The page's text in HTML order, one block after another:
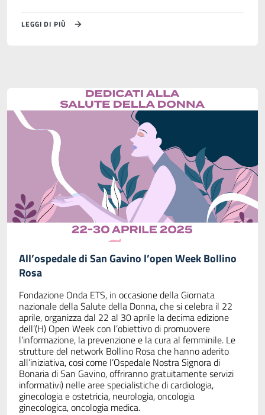
LEGGI DI PIÙ
All’ospedale di San Gavino l’open Week Bollino
Rosa
Fondazione Onda ETS, in occasione della Giornata
nazionale della Salute della Donna, che si celebra il 22
aprile, organizza dal 22 al 30 aprile la decima edizione
dell’(H) Open Week con l’obiettivo di promuovere
l’informazione, la prevenzione e la cura al femminile. Le
strutture del network Bollino Rosa che hanno aderito
all’iniziativa, cosi come l’Ospedale Nostra Signora di
Bonaria di San Gavino, offriranno gratuitamente servizi
informativi) nelle aree specialistiche di cardiologia,
ginecologia e ostetricia, neurologia, oncologia
ginecologica, oncologia medica.